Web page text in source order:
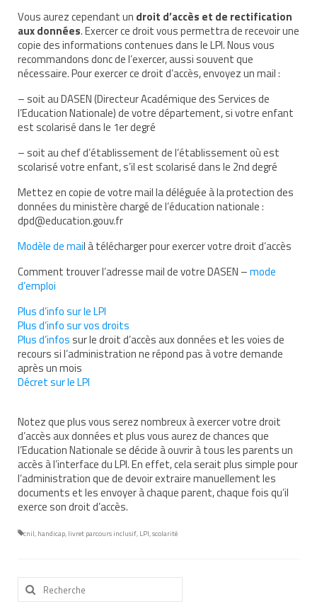
Projet de vie
Demande d’allocations
Taux de handicap et carte d’invalidité
Demande d’orientation
Demande d’AVS
Autres aides financières
Aides municipales
Aides destinées aux fonctionnaires
Aides pour les salariés du privé
Aide exceptionnelle sécurité sociale
Aide aux démarches relatives à la
scolarisation
Education nationale : ASH
Scolarisation : conseils pour obtenir une
AESH et équipe éducative
Que faire en cas d’absence de l’AESH ?
Redoublement et commission d’appel
Recours
Jurisprudence
Nos cafés des parents
Vous aurez cependant un droit d’accès et de rectification
aux données. Exercer ce droit vous permettra de recevoir une
copie des informations contenues dans le LPI. Nous vous
recommandons donc de l’exercer, aussi souvent que
nécessaire. Pour exercer ce droit d’accès, envoyez un mail :
– soit au DASEN (Directeur Académique des Services de
l’Education Nationale) de votre département, si votre enfant
est scolarisé dans le 1er degré
– soit au chef d’établissement de l’établissement où est
scolarisé votre enfant, s’il est scolarisé dans le 2nd degré
Mettez en copie de votre mail la déléguée à la protection des
données du ministère chargé de l’éducation nationale :
dpd@education.gouv.fr
Modèle de mail à télécharger pour exercer votre droit d’accès
Comment trouver l’adresse mail de votre DASEN –mode
d’emploi
Plus d’info sur le LPI
Plus d’info sur vos droits
Plus d’infos sur le droit d’accès aux données et les voies de
recours si l’administration ne répond pas à votre demande
après un mois
Décret sur le LPI
Notez que plus vous serez nombreux à exercer votre droit
d’accès aux données et plus vous aurez de chances que
l’Education Nationale se décide à ouvrir à tous les parents un
accès à l’interface du LPI. En effet, cela serait plus simple pour
l’administration que de devoir extraire manuellement les
documents et les envoyer à chaque parent, chaque fois qu’il
exerce son droit d’accès.
cnil, handicap, livret parcours inclusif, LPI,scolarité
Rechercher
: